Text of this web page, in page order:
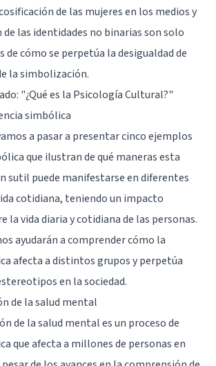
de las mujeres en los medios y
las identidades no binarias son solo
cómo se perpetúa la desigualdad de
la simbolización.
"¿Qué es la Psicología Cultural?"
simbólica
a pasar a presentar cinco ejemplos
que ilustran de qué maneras esta
sutil puede manifestarse en diferentes
cotidiana, teniendo un impacto
la vida diaria y cotidiana de las personas.
ayudarán a comprender cómo la
afecta a distintos grupos y perpetúa
en la sociedad.
de la salud mental
de lasalud mentales un proceso de
que afecta a millones de personas en